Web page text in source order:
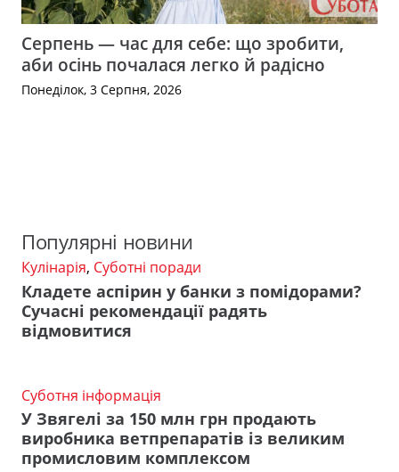
Серпень — час для себе: що зробити,
аби осінь почалася легко й радісно
Понеділок, 3 Серпня, 2026
Популярні новини
Кулінарія, Суботні поради
Кладете аспірин у банки з помідорами?
Сучасні рекомендації радять
відмовитися
Суботня інформація
У Звягелі за 150 млн грн продають
виробника ветпрепаратів із великим
промисловим комплексом